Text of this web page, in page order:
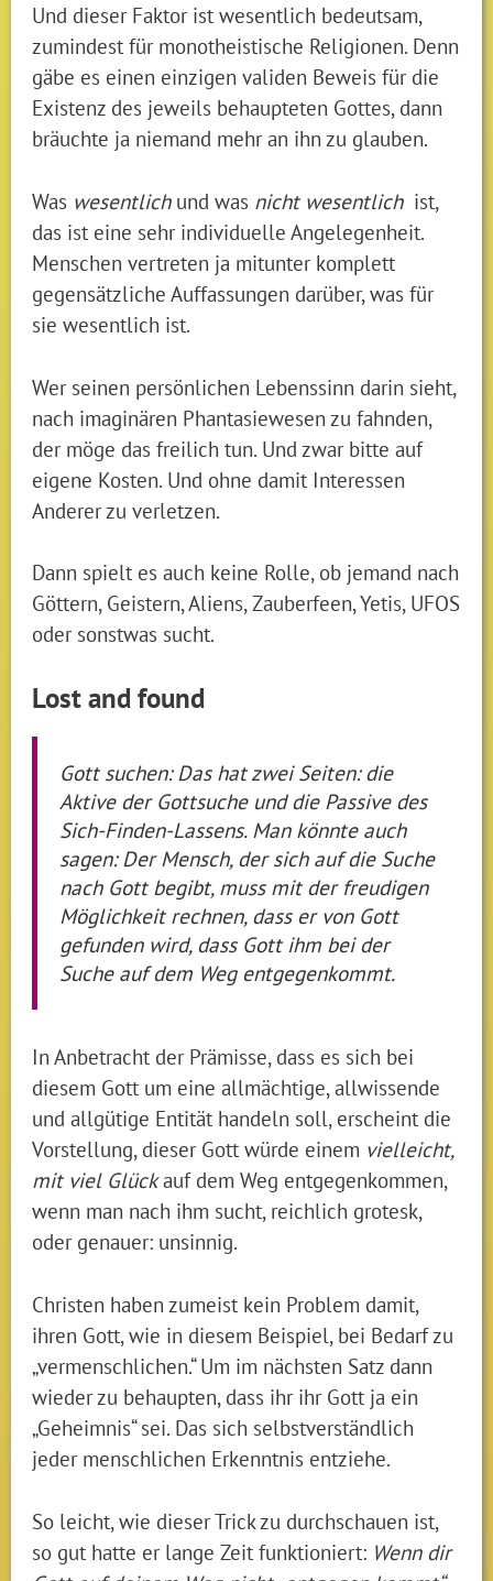
Und dieser Faktor ist wesentlich bedeutsam,
zumindest für monotheistische Religionen. Denn
gäbe es einen einzigen validen Beweis für die
Existenz des jeweils behaupteten Gottes, dann
bräuchte ja niemand mehr an ihn zu glauben.
Was wesentlichund was nicht wesentlich ist,
das ist eine sehr individuelle Angelegenheit.
Menschen vertreten ja mitunter komplett
gegensätzliche Auffassungen darüber, was für
sie wesentlich ist.
Wer seinen persönlichen Lebenssinn darin sieht,
nach imaginären Phantasiewesen zu fahnden,
der möge das freilich tun. Und zwar bitte auf
eigene Kosten. Und ohne damit Interessen
Anderer zu verletzen.
Dann spielt es auch keine Rolle, ob jemand nach
Göttern, Geistern, Aliens, Zauberfeen, Yetis, UFOS
oder sonstwas sucht.
Lost and found
Gott suchen: Das hat zwei Seiten: die
Aktive der Gottsuche und die Passive des
Sich-Finden-Lassens. Man könnte auch
sagen: Der Mensch, der sich auf die Suche
nach Gott begibt, muss mit der freudigen
Möglichkeit rechnen, dass er von Gott
gefunden wird, dass Gott ihm bei der
Suche auf dem Weg entgegenkommt.
In Anbetracht der Prämisse, dass es sich bei
diesem Gott um eine allmächtige, allwissende
und allgütige Entität handeln soll, erscheint die
Vorstellung, dieser Gott würde einem vielleicht,
mit viel Glückauf dem Weg entgegenkommen,
wenn man nach ihm sucht, reichlich grotesk,
oder genauer: unsinnig.
Christen haben zumeist kein Problem damit,
ihren Gott, wie in diesem Beispiel, bei Bedarf zu
„vermenschlichen.“ Um im nächsten Satz dann
wieder zu behaupten, dass ihr ihr Gott ja ein
„Geheimnis“ sei. Das sich selbstverständlich
jeder menschlichen Erkenntnis entziehe.
So leicht, wie dieser Trick zu durchschauen ist,
so gut hatte er lange Zeit funktioniert: Wenn dir